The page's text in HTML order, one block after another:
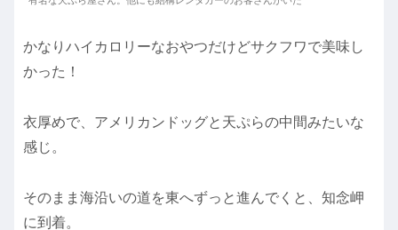
かなりハイカロリーなおやつだけどサクフワで美味し
かった！
衣厚めで、アメリカンドッグと天ぷらの中間みたいな
感じ。
そのまま海沿いの道を東へずっと進んでくと、知念岬
に到着。